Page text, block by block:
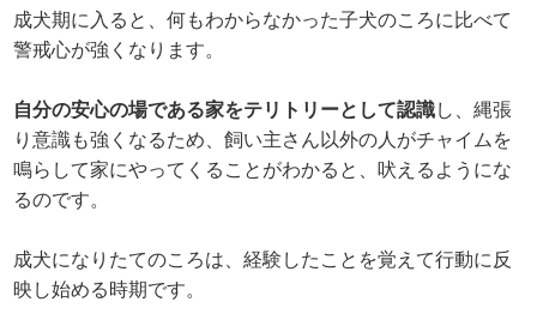
成犬期に入ると、何もわからなかった子犬のころに比べて
警戒心が強くなります。
自分の安心の場である家をテリトリーとして認識し、縄張
り意識も強くなるため、飼い主さん以外の人がチャイムを
鳴らして家にやってくることがわかると、吠えるようにな
るのです。
成犬になりたてのころは、経験したことを覚えて行動に反
映し始める時期です。